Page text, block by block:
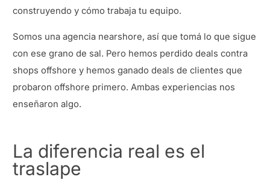
construyendo y cómo trabaja tu equipo.
Somos una agencia nearshore, así que tomá lo que sigue
con ese grano de sal. Pero hemos perdido deals contra
shops offshore y hemos ganado deals de clientes que
probaron offshore primero. Ambas experiencias nos
enseñaron algo.
La diferencia real es el
traslape